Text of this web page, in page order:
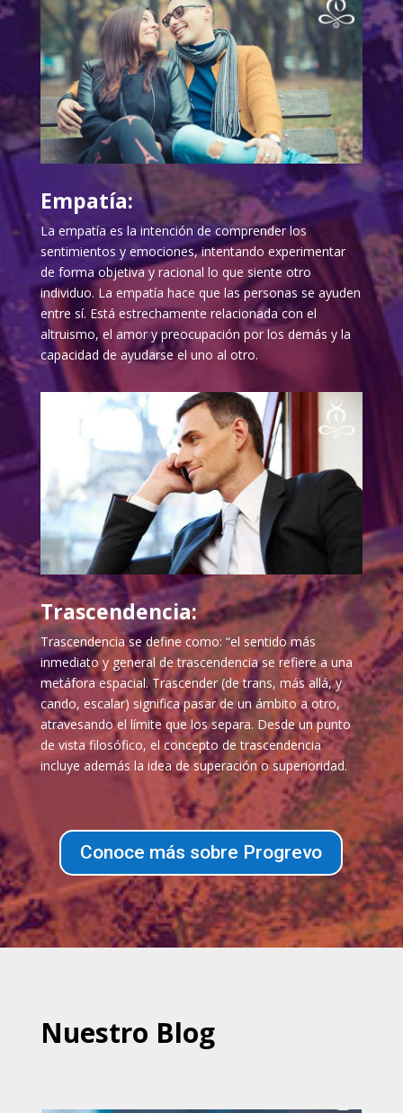
Empatía:
La empatía es la intención de comprender los
sentimientos y emociones, intentando experimentar
de forma objetiva y racional lo que siente otro
individuo. La empatía hace que las personas se ayuden
entre sí. Está estrechamente relacionada con el
altruismo, el amor y preocupación por los demás y la
capacidad de ayudarse el uno al otro.
Trascendencia:
Trascendencia se define como: “el sentido más
inmediato y general de trascendencia se refiere a una
metáfora espacial. Trascender (de trans, más allá, y
cando, escalar) significa pasar de un ámbito a otro,
atravesando el límite que los separa. Desde un punto
de vista filosófico, el concepto de trascendencia
incluye además la idea de superación o superioridad.
Conoce más sobre Progrevo
Nuestro Blog